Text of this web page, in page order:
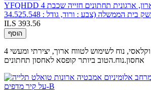
YFQHDD 4 שכבת מגירת אחסון בארון, ארגונית תחתונים חזייה שכבת
הממשלה (צבע : ורוד, גודל : 34.525.548
ILS 393.56
הוסף
4 שכבת עיצוב מסוגנן וקלאסי, נוח לשימוש לטווח ארוך, יצירתי ומעשי
אחסון.נוח.הטוב ביותר קופסא לאחסון תחתונים